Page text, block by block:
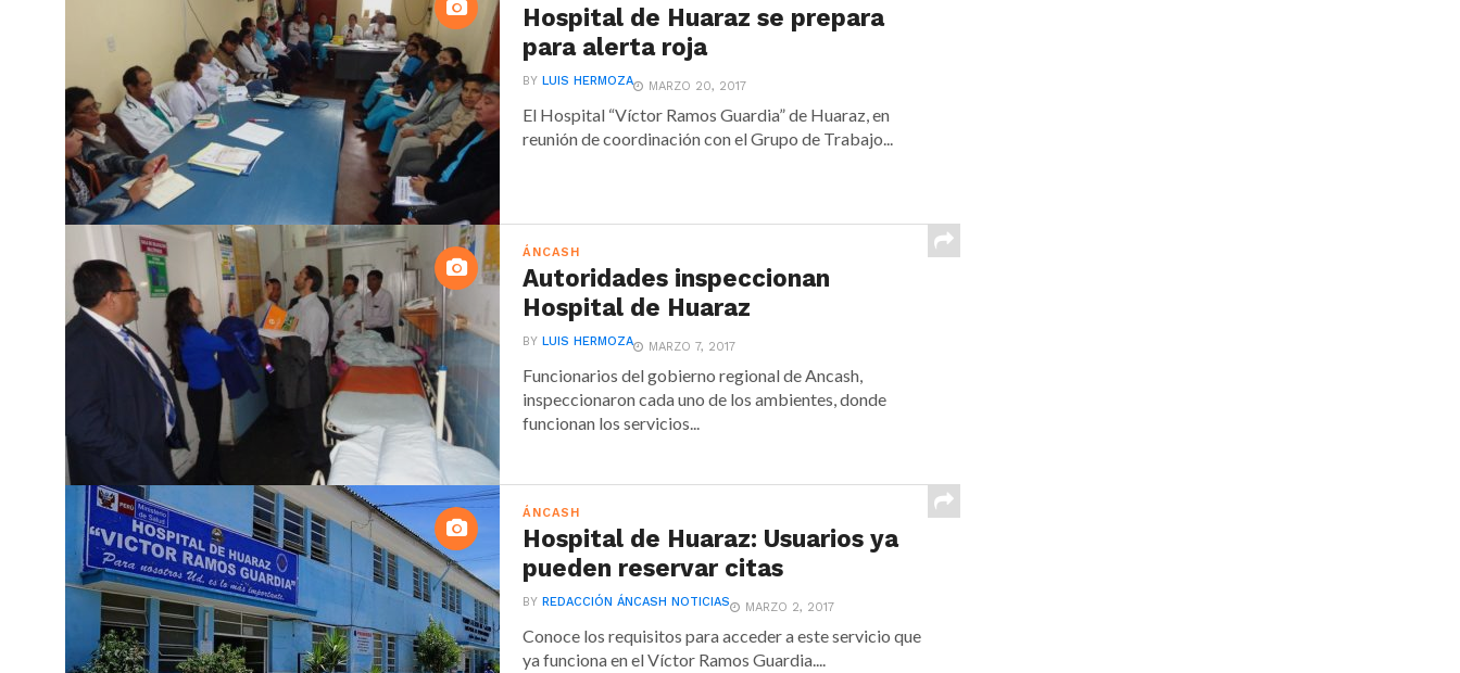
Hospital de Huaraz se prepara
para alerta roja
BYLUIS HERMOZA MARZO 20, 2017
El Hospital “Víctor Ramos Guardia” de Huaraz, en
reunión de coordinación con el Grupo de Trabajo...
ÁNCASH
Autoridades inspeccionan
Hospital de Huaraz
BYLUIS HERMOZA MARZO 7, 2017
Funcionarios del gobierno regional de Ancash,
inspeccionaron cada uno de los ambientes, donde
funcionan los servicios...
ÁNCASH
Hospital de Huaraz: Usuarios ya
pueden reservar citas
BYREDACCIÓN ÁNCASH NOTICIAS MARZO 2, 2017
Conoce los requisitos para acceder a este servicio que
ya funciona en el Víctor Ramos Guardia....